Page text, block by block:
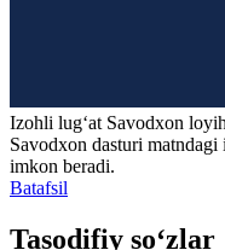
Izohli lugʻat Savodxon
Savodxon dasturi
imkon beradi.
Batafsil
Tasodifiy so‘zlar